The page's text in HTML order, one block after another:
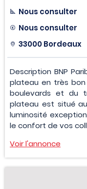
Nous consulter
Nous consulter
33000 Bordeaux
Description BNP
plateau en très
boulevards et du
plateau est situé
luminosité
le confort de vos
Voir l'annonce